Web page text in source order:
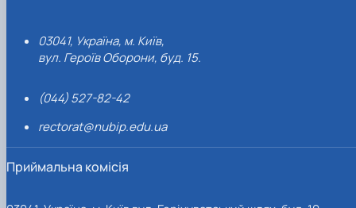
03041, Україна, м. Київ,
вул. Героїв Оборони, буд. 15.
(044) 527-82-42
rectorat@nubip.edu.ua
Приймальна комісія